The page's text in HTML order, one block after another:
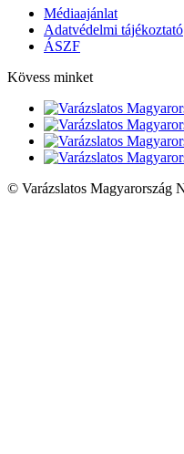
Médiaajánlat
Adatvédelmi tájékoztató
ÁSZF
Kövess minket
© Varázslatos Magyarország